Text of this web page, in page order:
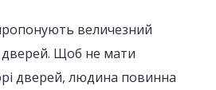
величезний
дверей. Щоб не мати
дверей, людина повинна